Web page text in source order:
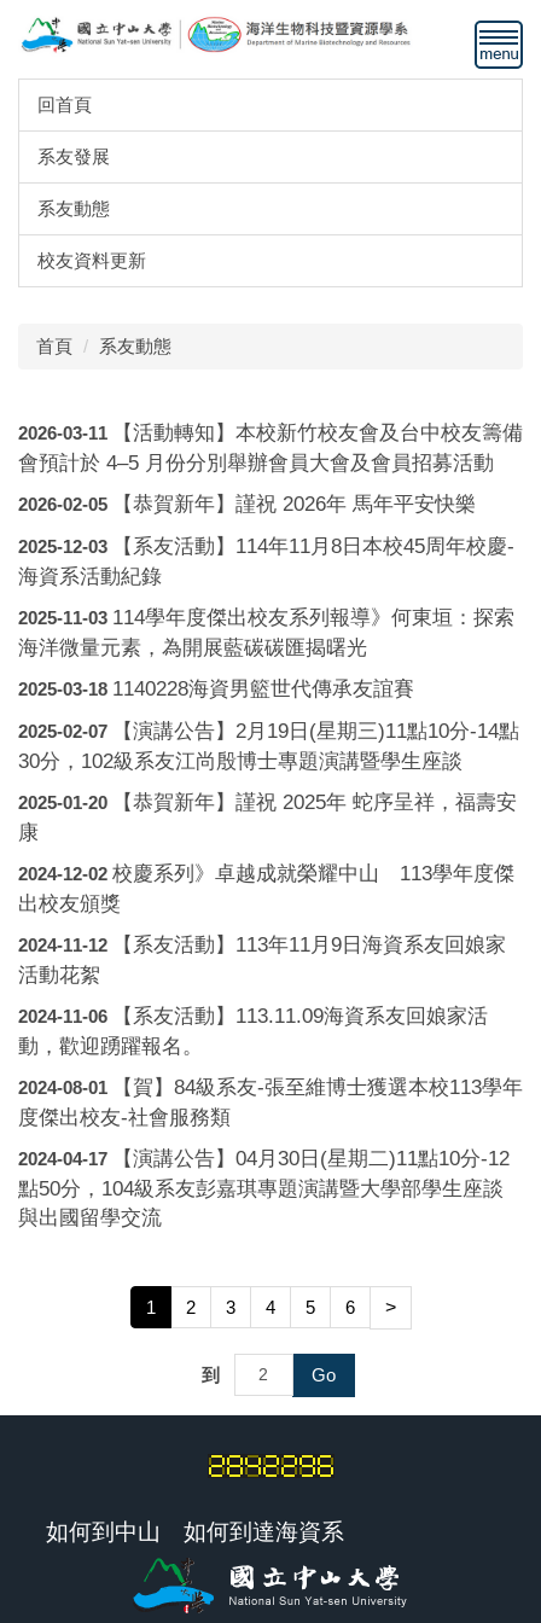
到
回首頁
系友發展
系友動態
校友資料更新
首頁 系友動態
2026-03-11
【活動轉知】本校新竹校友會及台中校友籌備
會預計於 4–5 月份分別舉辦會員大會及會員招募活動
2026-02-05 【恭賀新年】謹祝 2026年 馬年平安快樂
2025-12-03
【系友活動】114年11月8日本校45周年校慶-
海資系活動紀錄
2025-11-03 114學年度傑出校友系列報導》何東垣：探索
海洋微量元素，為開展藍碳碳匯揭曙光
2025-03-18 1140228海資男籃世代傳承友誼賽
2025-02-07
【演講公告】2月19日(星期三)11點10分-14點
30分，102級系友江尚殷博士專題演講暨學生座談
2025-01-20
【恭賀新年】謹祝 2025年 蛇序呈祥，福壽安
康
2024-12-02 校慶系列》卓越成就榮耀中山 113學年度傑
出校友頒獎
2024-11-12
【系友活動】113年11月9日海資系友回娘家
活動花絮
2024-11-06
【系友活動】113.11.09海資系友回娘家活
動，歡迎踴躍報名。
2024-08-01
【賀】84級系友-張至維博士獲選本校113學年
度傑出校友-社會服務類
2024-04-17
【演講公告】04月30日(星期二)11點10分-12
點50分，104級系友彭嘉琪專題演講暨大學部學生座談
與出國留學交流
1 2 3 4 5 6 >
到 Go
如何到中山 如何到達海資系